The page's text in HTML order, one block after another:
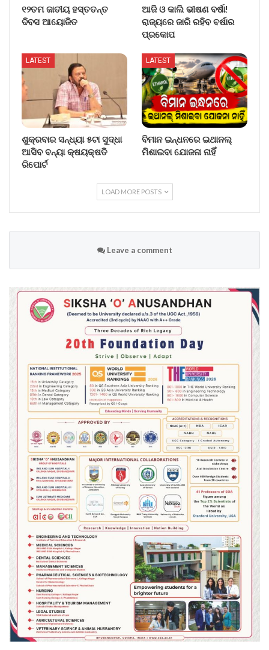
୧୨ତମ ଜାତୀୟ ହସ୍ତତନ୍ତ
ଦିବସ ଆୟୋଜିତ
ଆଜି ଓ କାଲି ଭୀଷଣ ବର୍ଷା!
ରାଜ୍ୟରେ ଜାରି ରହିବ ବର୍ଷାର
ପ୍ରକୋପ
LATEST
ଶୁକ୍ରବାର ସନ୍ଧ୍ୟା ୫ଟା ସୁଦ୍ଧା
ଆସିବ ବନ୍ୟା କ୍ଷୟକ୍ଷତି
ରିପୋର୍ଟ
LATEST
ବିମାନ ଇନ୍ଧନରେ ଇଥାନଲ୍
ମିଶାଇବା ଯୋଜନା ନାହିଁ
LOAD MORE POSTS
Leave a comment